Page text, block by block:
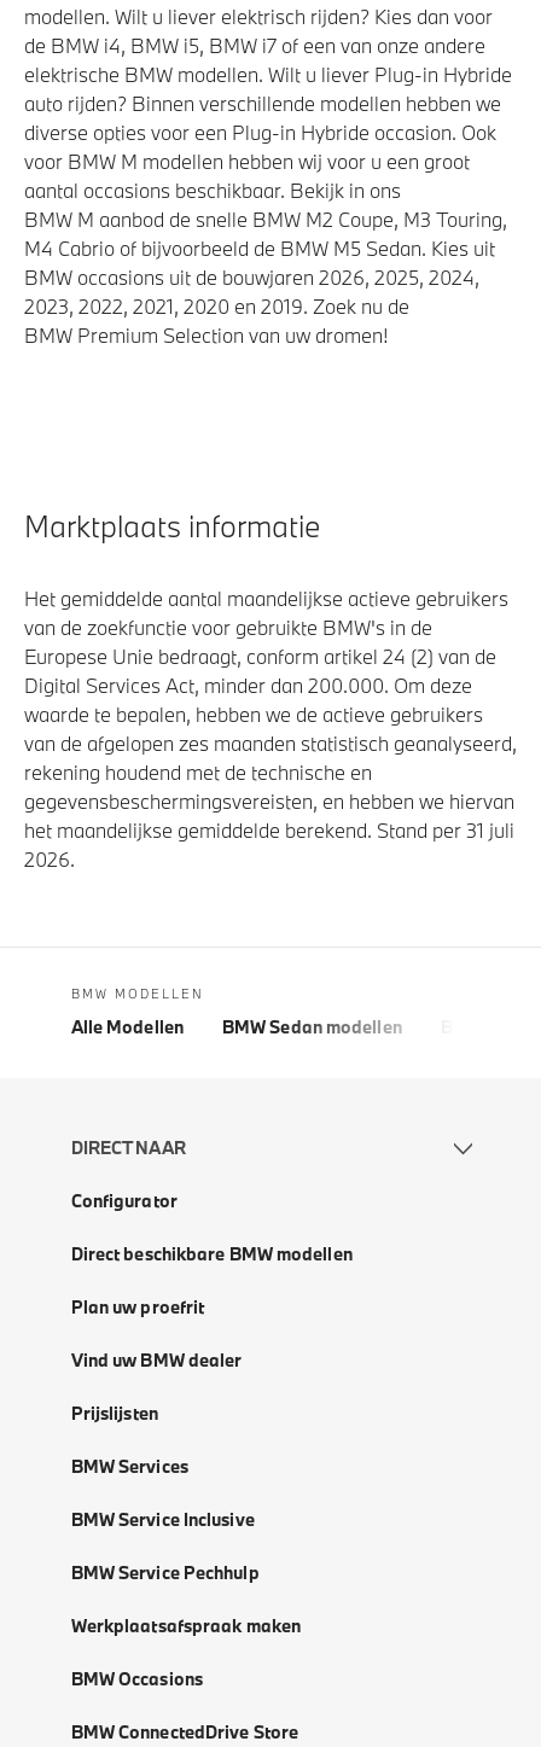
modellen. Wilt u liever elektrisch rijden? Kies dan voor
de BMW i4, BMW i5, BMW i7 of een van onze andere
elektrische BMW modellen. Wilt u liever Plug-in Hybride
auto rijden? Binnen verschillende modellen hebben we
diverse opties voor een Plug-in Hybride occasion. Ook
voor BMW M modellen hebben wij voor u een groot
aantal occasions beschikbaar. Bekijk in ons
BMW M aanbod de snelle BMW M2 Coupe, M3 Touring,
M4 Cabrio of bijvoorbeeld de BMW M5 Sedan. Kies uit
BMW occasions uit de bouwjaren 2026, 2025, 2024,
2023, 2022, 2021, 2020 en 2019. Zoek nu de
BMW Premium Selection van uw dromen!
Marktplaats informatie
Het gemiddelde aantal maandelijkse actieve gebruikers
van de zoekfunctie voor gebruikte BMW's in de
Europese Unie bedraagt, conform artikel 24 (2) van de
Digital Services Act, minder dan 200.000. Om deze
waarde te bepalen, hebben we de actieve gebruikers
van de afgelopen zes maanden statistisch geanalyseerd,
rekening houdend met de technische en
gegevensbeschermingsvereisten, en hebben we hiervan
het maandelijkse gemiddelde berekend. Stand per 31 juli
2026.
BMW MODELLEN
Alle Modellen BMW Sedan modellen
DIRECT NAAR
Configurator
Direct beschikbare BMW modellen
Plan uw proefrit
Vind uw BMW dealer
Prijslijsten
BMW Services
BMW Service Inclusive
BMW Service Pechhulp
Werkplaatsafspraak maken
BMW Occasions
BMW ConnectedDrive Store